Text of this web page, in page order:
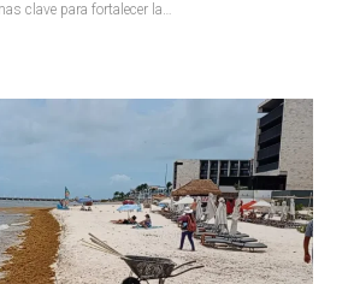
clave para fortalecer la…